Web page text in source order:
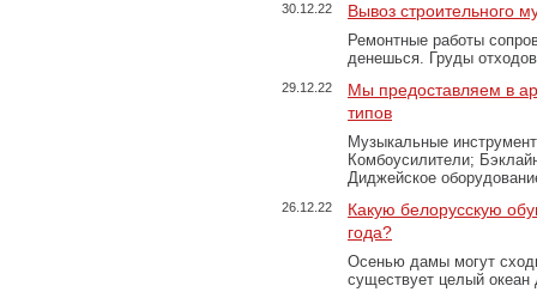
30.12.22 Вывоз строительного
Ремонтные работы
денешься. Груды
29.12.22
Мы предоставляем в
типов
Музыкальные
Комбоусилители;
Диджейское
26.12.22
Какую белорусскую
года?
Осенью дамы могут
существует целый